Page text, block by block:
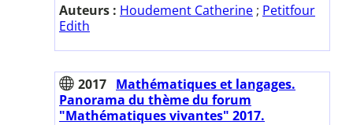
Auteurs : Houdement Catherine ; Petitfour
Edith
2017 Mathématiques et langages.
Panorama du thème du forum
"Mathématiques vivantes" 2017.